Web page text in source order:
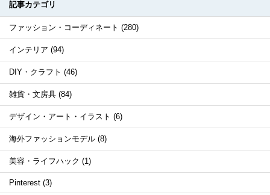
記事カテゴリ
ファッション・コーディネート (280)
インテリア (94)
DIY・クラフト (46)
雑貨・文房具 (84)
デザイン・アート・イラスト (6)
海外ファッションモデル (8)
美容・ライフハック (1)
Pinterest (3)